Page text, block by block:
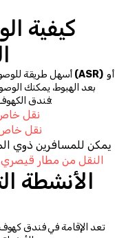
أسهل طريقة مطار قيصري إركيلت (ASR) أو
فندق الكهوف الخاص بك من خلال خدمات النقل المريحة:
نقل خاص
نقل خاص
يمكن للمسافرين ذوي
النقل من مطار قيصري